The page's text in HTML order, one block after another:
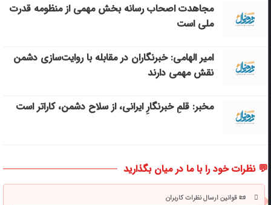
مجاهدت اصحاب رسانه بخش مهمی از منظومه قدرت
ملی است
امیر الهامی: خبرنگاران در مقابله با روایت‌سازی دشمن
نقش مهمی دارند
مخبر: قلمِ خبرنگارِ ایرانی، از سلاح دشمن، کاراتر است
💬 نظرات خود را با ما در میان بگذارید
📜 قوانین ارسال نظرات کاربران